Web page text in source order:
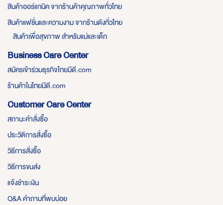
สินค้าออร์แกนิค จากร้านค้าคุณภาพทั่วไทย
สินค้าแฟชั่นและความงาม จากร้านดังทั่วไทย
สินค้าเพื่อสุขภาพ สำหรับแม่และเด็ก
Business Care Center
สมัครเข้าร่วมธุรกิจไทยมีดี.com
ร้านค้าในไทยมีดี.com
Customer Care Center
สถานะคำสั่งซื้อ
ประวัติการสั่งซื้อ
วิธีการสั่งซื้อ
วิธีการขนส่ง
แจ้งชำระเงิน
Q&A คำถามที่พบบ่อย